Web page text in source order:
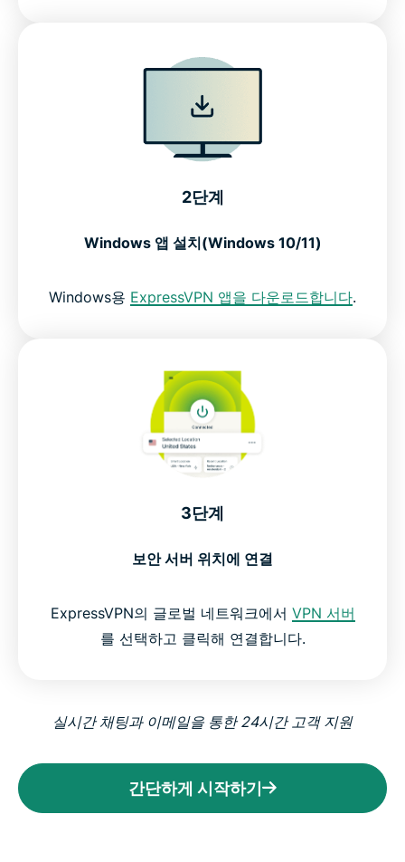
2단계
Windows 앱 설치(Windows 10/11)
Windows용 ExpressVPN 앱을 다운로드합니다.
3단계
보안 서버 위치에 연결
ExpressVPN의 글로벌 네트워크에서 VPN 서버
를 선택하고 클릭해 연결합니다.
실시간 채팅과 이메일을 통한 24시간 고객 지원
간단하게 시작하기